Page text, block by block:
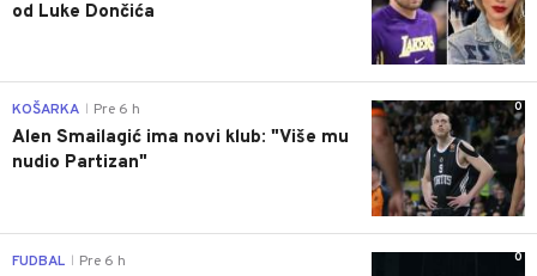
od Luke Dončića
0
KOŠARKA Pre 6 h
Alen Smailagić ima novi klub: "Više mu
nudio Partizan"
0
FUDBAL Pre 6 h